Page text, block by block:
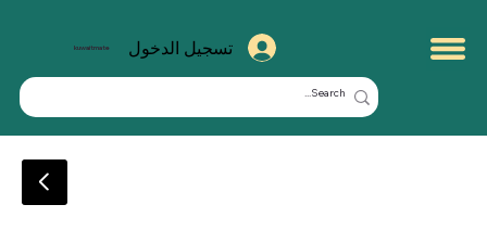
kuwaitmate تسجيل الدخول